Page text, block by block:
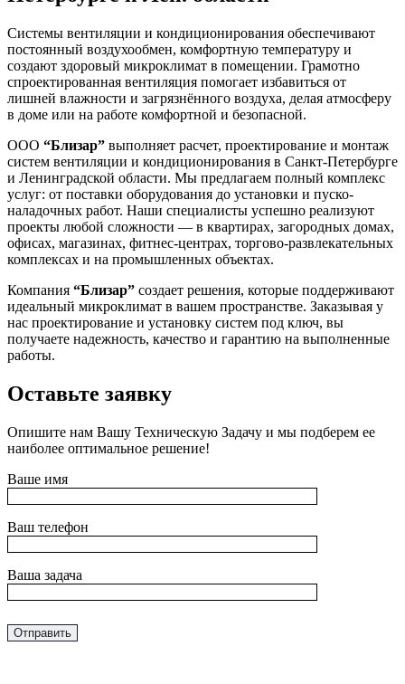
Системы вентиляции и кондиционирования обеспечивают
постоянный воздухообмен, комфортную температуру и
создают здоровый микроклимат в помещении. Грамотно
спроектированная вентиляция помогает избавиться от
лишней влажности и загрязнённого воздуха, делая атмосферу
в доме или на работе комфортной и безопасной.
ООО “Близар” выполняет расчет, проектирование и монтаж
систем вентиляции и кондиционирования в Санкт-Петербурге
и Ленинградской области. Мы предлагаем полный комплекс
услуг: от поставки оборудования до установки и пуско-
наладочных работ. Наши специалисты успешно реализуют
проекты любой сложности — в квартирах, загородных домах,
офисах, магазинах, фитнес-центрах, торгово-развлекательных
комплексах и на промышленных объектах.
Компания “Близар” создает решения, которые поддерживают
идеальный микроклимат в вашем пространстве. Заказывая у
нас проектирование и установку систем под ключ, вы
получаете надежность, качество и гарантию на выполненные
работы.
Оставьте заявку
Опишите нам Вашу Техническую Задачу и мы подберем ее
наиболее оптимальное решение!
Ваше имя
Ваш телефон
Ваша задача